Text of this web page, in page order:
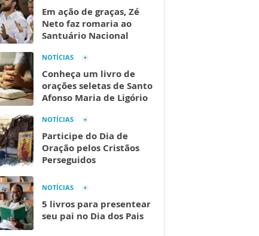
Em ação de graças, Zé
Neto faz romaria ao
Santuário Nacional
NOTÍCIAS
Conheça um livro de
orações seletas de Santo
Afonso Maria de Ligório
NOTÍCIAS
Participe do Dia de
Oração pelos Cristãos
Perseguidos
NOTÍCIAS
5 livros para presentear
seu pai no Dia dos Pais